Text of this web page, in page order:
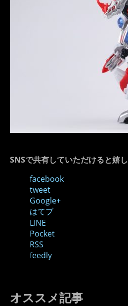
SNSで共有していただけると嬉
facebook
tweet
Google+
はてブ
LINE
Pocket
RSS
feedly
オススメ記事